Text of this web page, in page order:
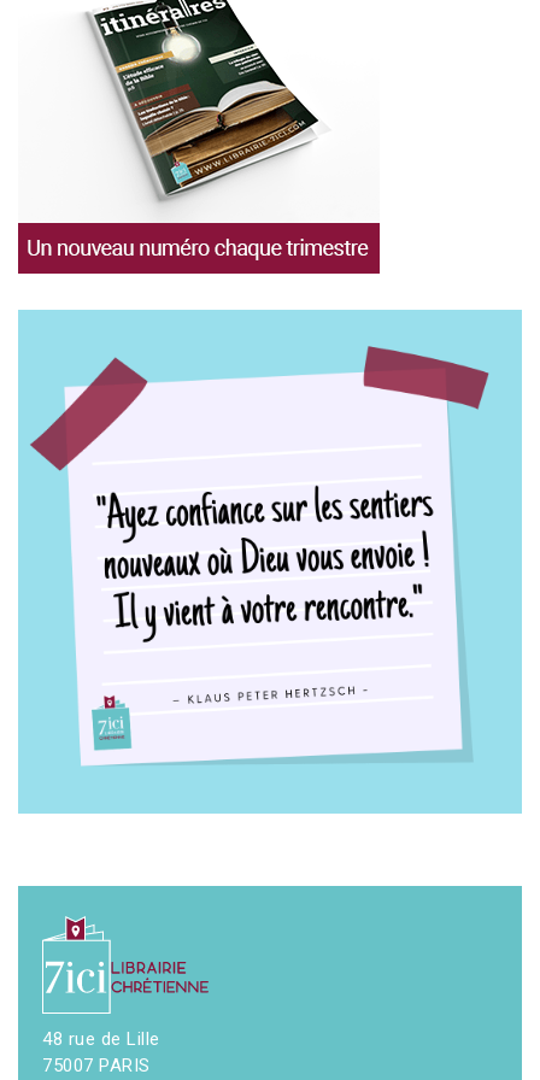
48 rue de Lille
75007 PARIS